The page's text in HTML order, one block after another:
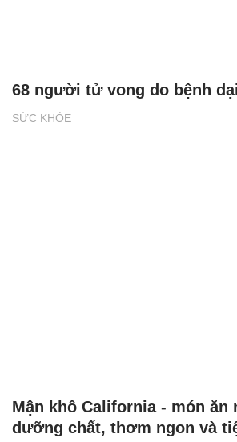
SỨC KHỎE
68 người tử vong do bệnh
Mận khô California - món ăn
dưỡng chất, thơm ngon và